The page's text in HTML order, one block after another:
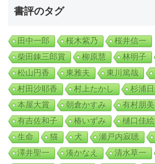
書評のタグ
田中一郎 桜木紫乃
桜井信一
柴田錬三郎賞
柳原慧 林明子
松山円香
東雅夫 東川篤哉
村田沙耶香
村上たかし
杉浦
本屋大賞
朝倉かすみ
有村朋美
有吉佐和子
椿いずみ 樋口佳絵
生命
猫 犬 瀬戸内寂聴
澤井聖一
湊かなえ 清水草一